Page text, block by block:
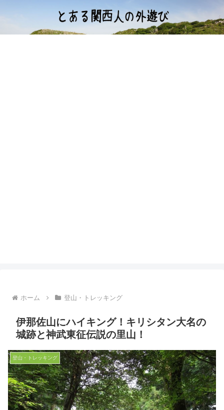
ホーム 登山・トレッキング
伊那佐山にハイキング！キリシタン大名の
城跡と神武東征伝説の里山！
登山・トレッキング